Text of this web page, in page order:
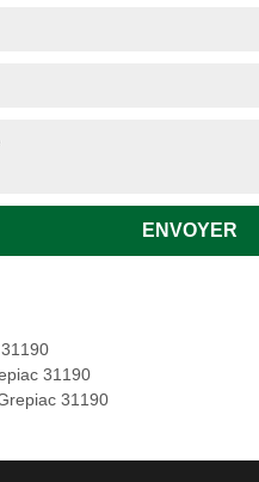
31190
31190